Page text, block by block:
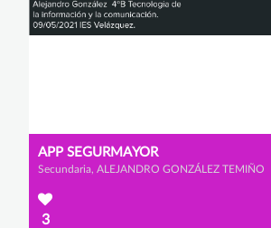
APP SEGURMAYOR
Secundaria, ALEJANDRO GONZÁLEZ TEMIÑO
3